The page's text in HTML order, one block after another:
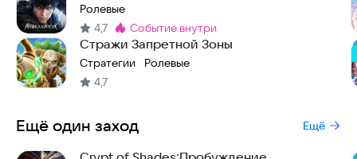
Ролевые
4,7 Метка:
событие внутри
Стражи Запретной Зоны
Стратегии · Ролевые
4,7
Ещё один заход Ещё